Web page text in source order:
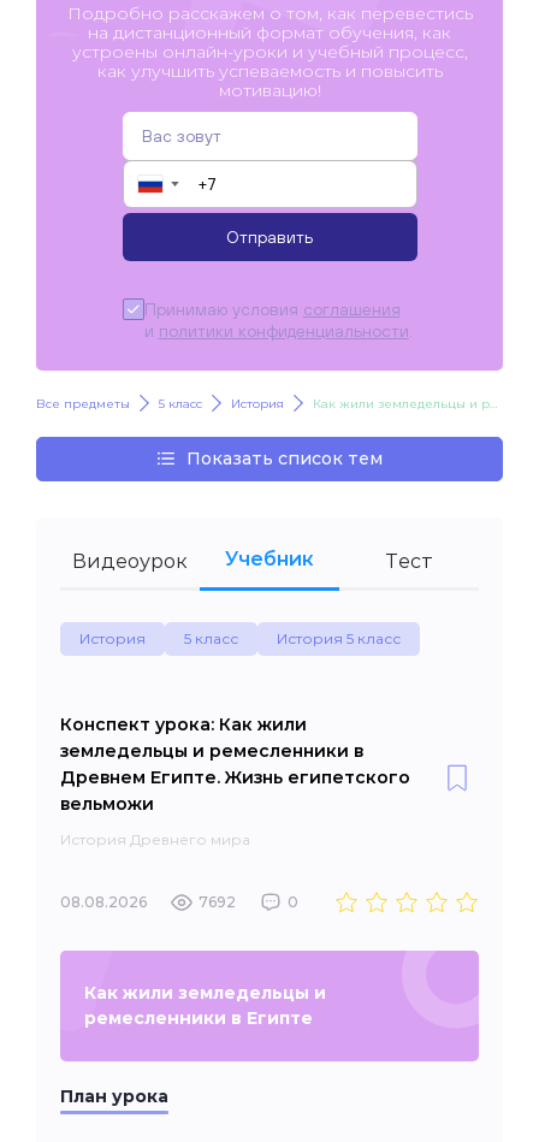
Подробно расскажем о том, как перевестись
на дистанционный формат обучения, как
устроены онлайн-уроки и учебный процесс,
как улучшить успеваемость и повысить
мотивацию!
▼
Отправить
Принимаю условия соглашения
и политики конфиденциальности
Все предметы 5 класс История Как жили земледельцы и ремесленники в Древнем Египте. Жизнь египетского вельможи
Показать список тем
Видеоурок Учебник Тест
История 5 класс История 5 класс
Конспект урока: Как жили
земледельцы и ремесленники в
Древнем Египте. Жизнь египетского
вельможи
История Древнего мира
08.08.2026 7692 0
Как жили земледельцы и
ремесленники в Египте
План урока